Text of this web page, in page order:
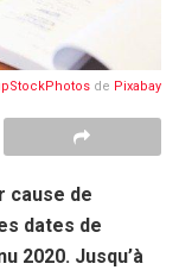
de Pixabay
cause de
dates de
2020. Jusqu’à